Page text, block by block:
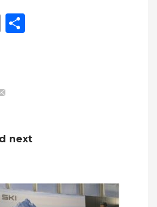
Email
next